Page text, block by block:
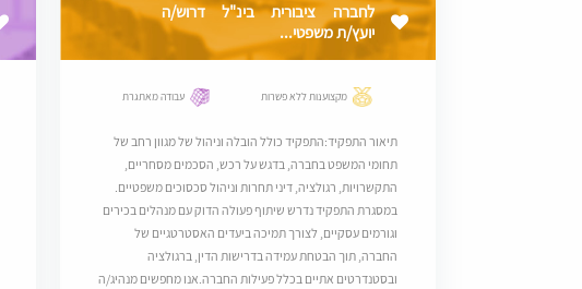
לחברה ציבורית בינ"ל דרוש/ה
יועץ/ת משפטי...
מקצוענות ללא פשרות עבודה מאתגרת
תיאור התפקיד:התפקיד כולל הובלה וניהול של מגוון רחב של
תחומי המשפט בחברה, בדגש על רכש, הסכמים מסחריים,
התקשרויות, רגולציה, דיני תחרות וניהול סכסוכים משפטיים.
במסגרת התפקיד נדרש שיתוף פעולה הדוק עם מנהלים בכירים
וגורמים עסקיים, לצורך תמיכה ביעדים האסטרטגיים של
החברה, תוך הבטחת עמידה בדרישות הדין, ברגולציה
ובסטנדרטים אתיים בכלל פעילות החברה.אנו מחפשים מנהיג/ה